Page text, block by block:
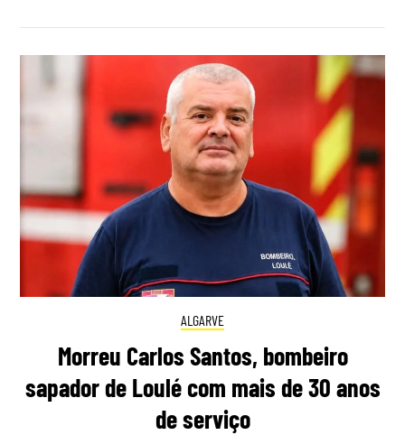
ALGARVE
Morreu Carlos Santos, bombeiro
sapador de Loulé com mais de 30 anos
de serviço